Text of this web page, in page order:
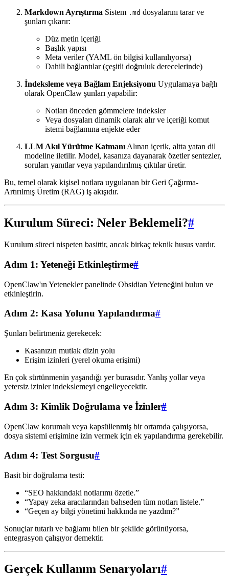
Markdown Ayrıştırma Sistem .md dosyalarını tarar ve
şunları çıkarır:
Düz metin içeriği
Başlık yapısı
Meta veriler (YAML ön bilgisi kullanılıyorsa)
Dahili bağlantılar (çeşitli doğruluk derecelerinde)
İndeksleme veya Bağlam Enjeksiyonu Uygulamaya bağlı
olarak OpenClaw şunları yapabilir:
Notları önceden gömmelere indeksler
Veya dosyaları dinamik olarak alır ve içeriği komut
istemi bağlamına enjekte eder
LLM Akıl Yürütme KatmanıAlınan içerik, altta yatan dil
modeline iletilir. Model, kasanıza dayanarak özetler sentezler,
soruları yanıtlar veya yapılandırılmış çıktılar üretir.
Bu, temel olarak kişisel notlara uygulanan bir Geri Çağırma-
Artırılmış Üretim (RAG) iş akışıdır.
Kurulum Süreci: Neler Beklemeli?#
Kurulum süreci nispeten basittir, ancak birkaç teknik husus vardır.
Adım 1: Yeteneği Etkinleştirme#
OpenClaw'ın Yetenekler panelinde Obsidian Yeteneğini bulun ve
etkinleştirin.
Adım 2: Kasa Yolunu Yapılandırma#
Şunları belirtmeniz gerekecek:
Kasanızın mutlak dizin yolu
Erişim izinleri (yerel okuma erişimi)
En çok sürtünmenin yaşandığı yer burasıdır. Yanlış yollar veya
yetersiz izinler indekslemeyi engelleyecektir.
Adım 3: Kimlik Doğrulama ve İzinler#
OpenClaw korumalı veya kapsüllenmiş bir ortamda çalışıyorsa,
dosya sistemi erişimine izin vermek için ek yapılandırma gerekebilir.
Adım 4: Test Sorgusu#
Basit bir doğrulama testi:
“SEO hakkındaki notlarımı özetle.”
“Yapay zeka aracılarından bahseden tüm notları listele.”
“Geçen ay bilgi yönetimi hakkında ne yazdım?”
Sonuçlar tutarlı ve bağlamı bilen bir şekilde görünüyorsa,
entegrasyon çalışıyor demektir.
Gerçek Kullanım Senaryoları#